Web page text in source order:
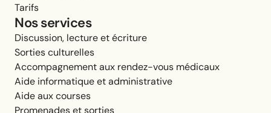
Tarifs
Nos services
Discussion, lecture et écriture
Sorties culturelles
Accompagnement aux rendez-vous médicaux
Aide informatique et administrative
Aide aux courses
Promenades et sorties